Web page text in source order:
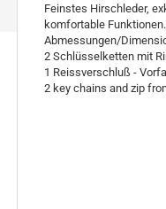
Feinstes Hirschleder,
komfortable Funktionen.
Abmessungen/
2 Schlüsselketten mit
1 Reissverschluß -
2 key chains and zip